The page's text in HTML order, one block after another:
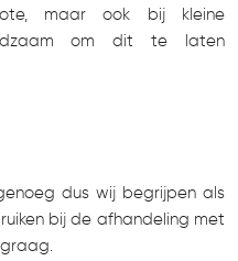
maar ook bij kleine
om dit te laten
dus wij begrijpen als
bij de afhandeling met
graag.